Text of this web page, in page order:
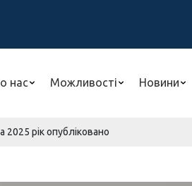
нас Можливості Новини
рік опубліковано